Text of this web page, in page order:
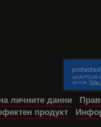
личните данни
продукт